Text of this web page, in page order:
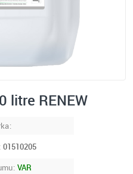
litre RENEW
01510205
VAR